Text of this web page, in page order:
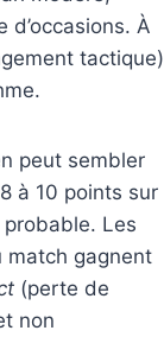
À
tactique)
peut sembler
à 10 points sur
Les
match gagnent
(perte de
non